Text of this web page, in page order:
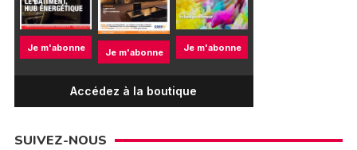
Je m'abonne Je m'abonne Je m'abonne
Accédez à la boutique
SUIVEZ-NOUS